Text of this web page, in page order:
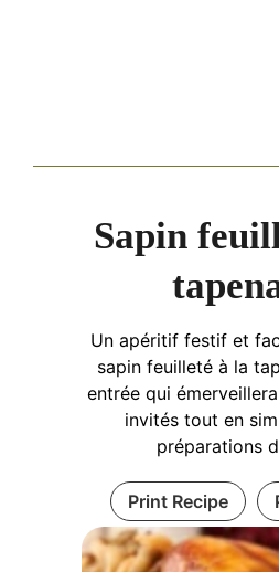
Sapin
Un apéritif festif et
sapin feuilleté à la
entrée qui
invités tout en
préparations
Print Recipe